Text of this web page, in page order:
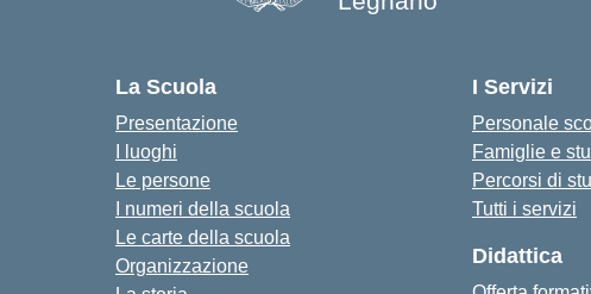
La Scuola
Presentazione
I luoghi
Le persone
I numeri della scuola
Le carte della scuola
Organizzazione
I Servizi
Personale
Famiglie e
Percorsi di
Tutti i servizi
Didattica